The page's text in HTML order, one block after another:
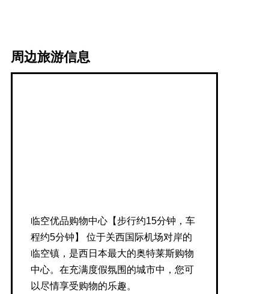
周边旅游信息
临空优品购物中心【步行约15分钟，车
程约5分钟】 位于关西国际机场对岸的
临空镇，是西日本最大的奥特莱斯购物
中心。在充满度假氛围的城市中，您可
以尽情享受购物的乐趣。